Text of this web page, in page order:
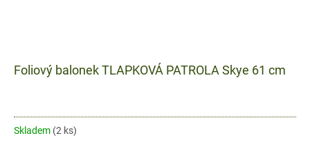
Foliový balonek TLAPKOVÁ PATROLA Skye 61 cm
Skladem (2 ks)